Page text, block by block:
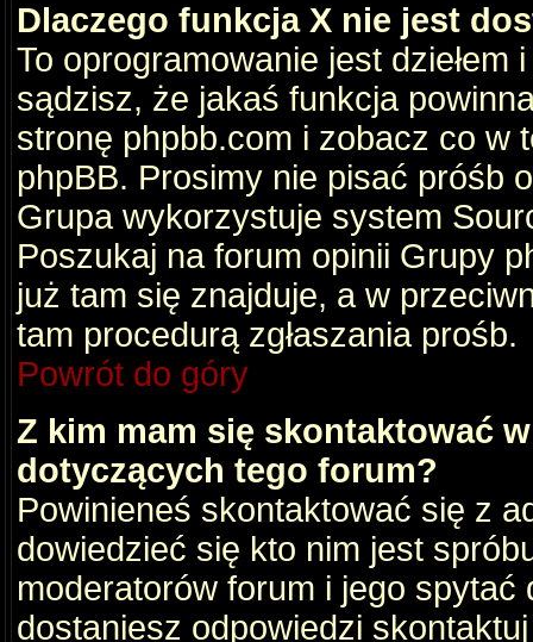
Dlaczego funkcja X nie jest
To oprogramowanie jest dziełem
sądzisz, że jakaś funkcja
stronę phpbb.com i zobacz co w
phpBB. Prosimy nie pisać próśb
Grupa wykorzystuje system
Poszukaj na forum opinii Grupy
już tam się znajduje, a w
tam procedurą zgłaszania prośb.
Powrót do góry
Z kim mam się skontaktować
dotyczących tego forum?
Powinieneś skontaktować się z
dowiedzieć się kto nim jest
moderatorów forum i jego
dostaniesz odpowiedzi